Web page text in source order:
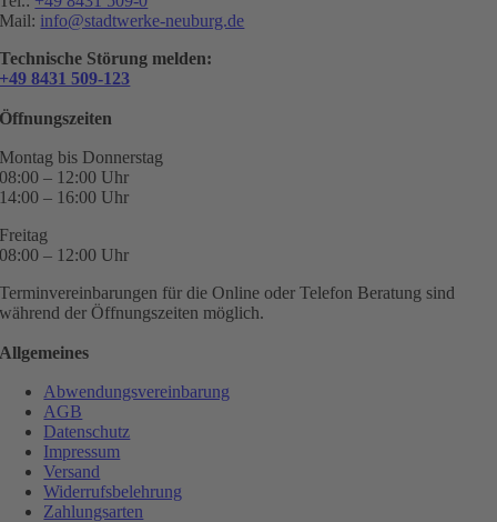
Mail: info@stadtwerke-neuburg.de
Technische Störung melden:
+49 8431 509-123
Öffnungszeiten
Montag bis Donnerstag
08:00 – 12:00 Uhr
14:00 – 16:00 Uhr
Freitag
08:00 – 12:00 Uhr
Terminvereinbarungen für die Online oder Telefon Beratung sind
während der Öffnungszeiten möglich.
Allgemeines
Abwendungsvereinbarung
AGB
Datenschutz
Impressum
Versand
Widerrufsbelehrung
Zahlungsarten